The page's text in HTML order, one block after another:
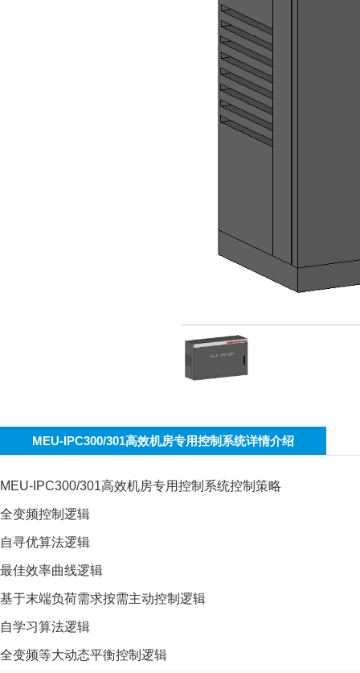
MEU-IPC300/301高效机房专用控制系统详情介绍
MEU-IPC300/301高效机房专用控制系统控制策略
全变频控制逻辑
自寻优算法逻辑
最佳效率曲线逻辑
基于末端负荷需求按需主动控制逻辑
自学习算法逻辑
全变频等大动态平衡控制逻辑